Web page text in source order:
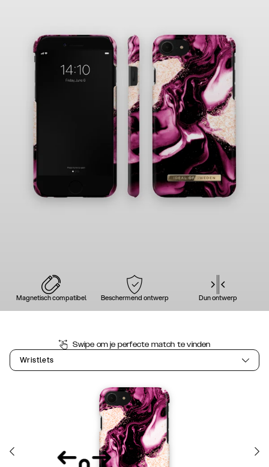
Magnetisch compatibel Beschermend ontwerp Dun ontwerp
Swipe om je perfecte match te vinden
Wristlets